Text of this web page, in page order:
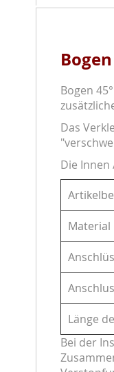
Bildergalerie
Bogen
Das
Die
Material
Länge
Bei der